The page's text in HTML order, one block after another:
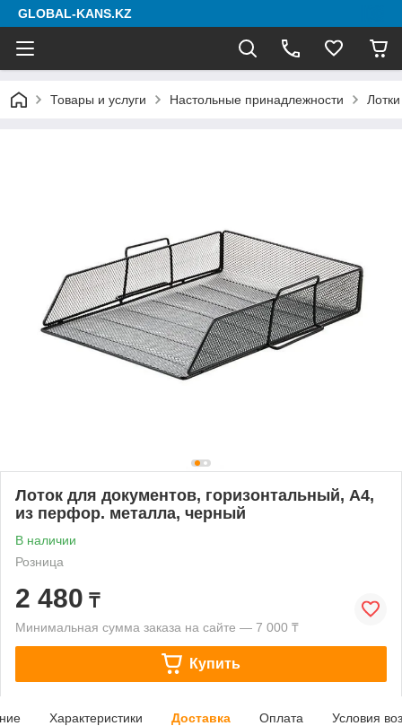
GLOBAL-KANS.KZ
Товары и услуги Настольные принадлежности
Лоток для документов, горизонтальный, А4,
из перфор. металла, черный
В наличии
Розница
2 480 ₸
Минимальная сумма заказа на сайте — 7 000 ₸
Купить
Характеристики Доставка Оплата Условия